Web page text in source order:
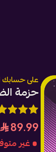
على
حزمة
89.99
غير